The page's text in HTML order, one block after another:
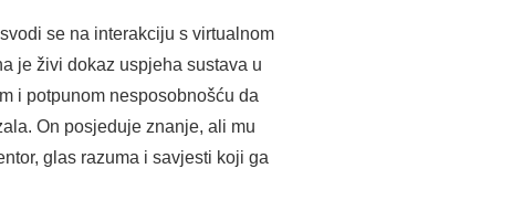
se na interakciju s virtualnom
je živi dokaz uspjeha sustava u
i potpunom nesposobnošću da
On posjeduje znanje, ali mu
glas razuma i savjesti koji ga